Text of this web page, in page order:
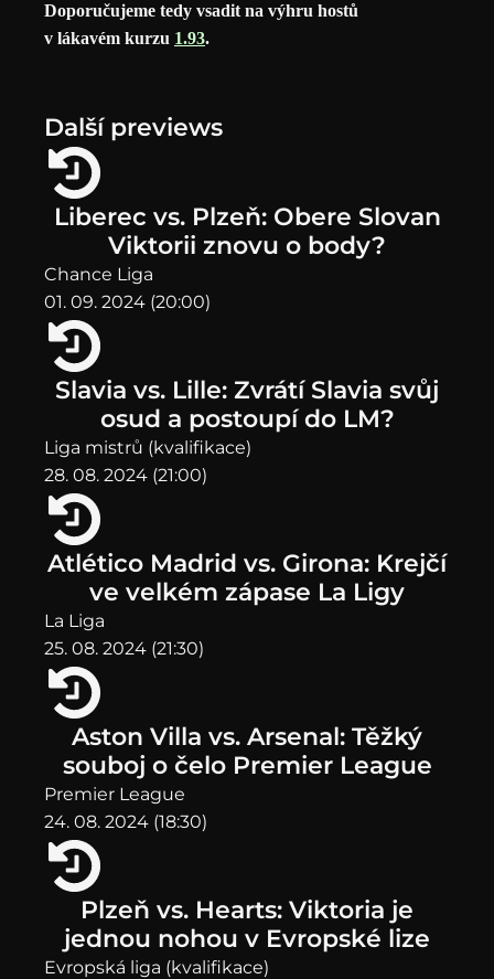
Doporučujeme tedy vsadit na výhru hostů
v lákavém kurzu 1.93.
Další previews
Liberec vs. Plzeň: Obere Slovan
Viktorii znovu o body?
Chance Liga
01. 09. 2024 (20:00)
Slavia vs. Lille: Zvrátí Slavia svůj
osud a postoupí do LM?
Liga mistrů (kvalifikace)
28. 08. 2024 (21:00)
Atlético Madrid vs. Girona: Krejčí
ve velkém zápase La Ligy
La Liga
25. 08. 2024 (21:30)
Aston Villa vs. Arsenal: Těžký
souboj o čelo Premier League
Premier League
24. 08. 2024 (18:30)
Plzeň vs. Hearts: Viktoria je
jednou nohou v Evropské lize
Evropská liga (kvalifikace)